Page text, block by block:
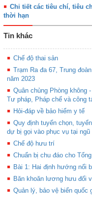
Chi tiết các tiêu chí, tiêu
thời hạn
Tin khác
Chế độ thai sản
Trạm Ra đa 67, Trung
năm 2023
Quân chủng Phòng không
Tư pháp, Pháp chế và công
Hỏi-đáp về bảo hiểm y tế
Quy định tuyển chọn,
dự bị gọi vào phục vụ tại ngũ
Chế độ hưu trí
Chuẩn bị chu đáo cho
Bài 1: Hai định hướng nổi
Băn khoăn lương hưu đối
Quản lý, bảo vệ biển quốc